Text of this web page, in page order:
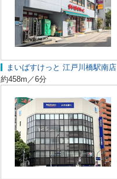
まいばすけっと 江戸川橋駅南店
約458m／6分